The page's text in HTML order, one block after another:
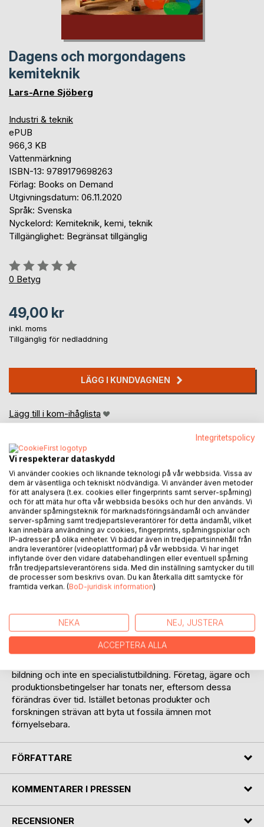
Dagens och morgondagens
kemiteknik
Lars-Arne Sjöberg
Industri & teknik
ePUB
966,3 KB
Vattenmärkning
ISBN-13: 9789179698263
Förlag: Books on Demand
Utgivningsdatum: 06.11.2020
Språk: Svenska
Nyckelord: Kemiteknik, kemi, teknik
Tillgänglighet: Begränsat tillgänglig
Betyg::
0%
0 Betyg
49,00 kr
inkl. moms
Tillgänglig för nedladdning
LÄGG I KUNDVAGNEN
Lägg till i kom-ihåglista
Recensera titel
BESKRIVNING
Den framtidiga utmaningen för kemiindustrigrenen är att
utveckla processer och använda råvaror, som minskar
utsläppen av sk. växthusgaser. Detta innebär att vi måste
byta till fossilfria råvaror och drivmedel.
Vi är på väg in i en klimatkris, där temperaturstegringar
sannolikt kommer att medföra stora förändringar av
levnadsvillkoren för oss alla.
bildning och inte en specialistutbildning. Företag, ägare och
produktionsbetingelser har tonats ner, eftersom dessa
förändras över tid. Istället betonas produkter och
forskningen strävan att byta ut fossila ämnen mot
förnyelsebara.
FÖRFATTARE
KOMMENTARER I PRESSEN
RECENSIONER
Integritetspolicy
Vi respekterar dataskydd
Vi använder cookies och liknande teknologi på vår webbsida. Vissa av
dem är väsentliga och tekniskt nödvändiga. Vi använder även metoder
för att analysera (t.ex. cookies eller fingerprints samt server-spårning)
och för att mäta hur ofta vår webbsida besöks och hur den används. Vi
använder spårningsteknik för marknadsföringsändamål och använder
server-spårning samt tredjepartsleverantörer för detta ändamål, vilket
kan innebära användning av cookies, fingerprints, spårningspixlar och
IP-adresser på olika enheter. Vi bäddar även in tredjepartsinnehåll från
andra leverantörer (videoplattformar) på vår webbsida. Vi har inget
inflytande över den vidare databehandlingen eller eventuell spårning
från tredjepartsleverantörens sida. Med din inställning samtycker du till
de processer som beskrivs ovan. Du kan återkalla ditt samtycke för
framtida verkan. (BoD-juridisk information)
NEKA NEJ, JUSTERA
ACCEPTERA ALLA